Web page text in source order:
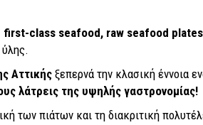
first-class seafood, raw seafood plates
Αττικής ξεπερνά την κλασική έννοια
λάτρεις της υψηλής γαστρονομίας!
των πιάτων και τη διακριτική